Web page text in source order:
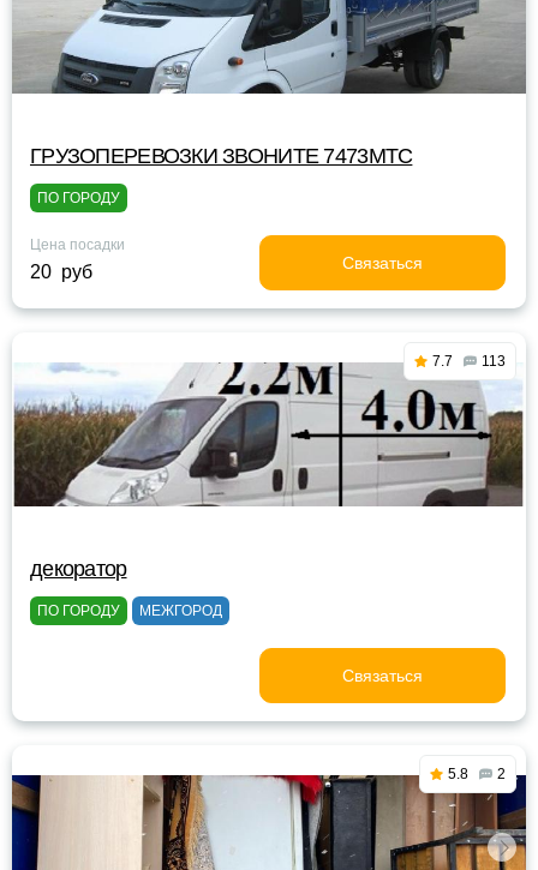
ГРУЗОПЕРЕВОЗКИ ЗВОНИТЕ 7473МТС
ПО ГОРОДУ
Цена посадки
20 руб Связаться
7.7 113
декоратор
ПО ГОРОДУ МЕЖГОРОД
Связаться
5.8 2